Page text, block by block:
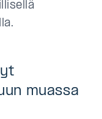
muassa